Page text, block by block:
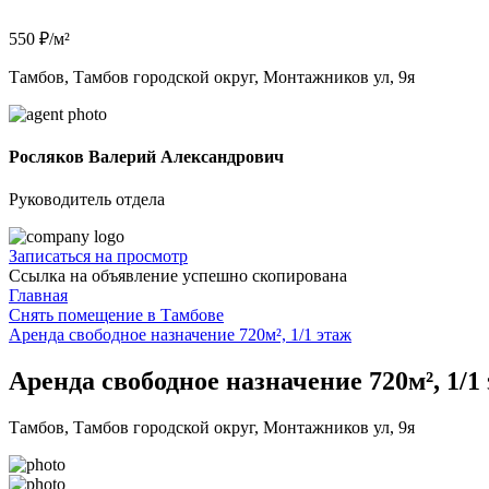
550 ₽/м²
Тамбов, Тамбов городской округ, Монтажников ул, 9я
Росляков Валерий Александрович
Руководитель отдела
Записаться на просмотр
Ссылка на объявление успешно скопирована
Главная
Снять помещение в Тамбове
Аренда свободное назначение 720м², 1/1 этаж
Аренда свободное назначение 720м², 1/1
Тамбов, Тамбов городской округ, Монтажников ул, 9я